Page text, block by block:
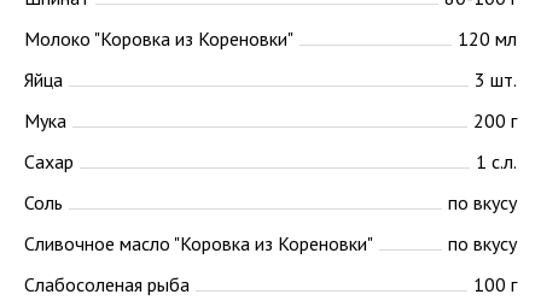
Молоко "Коровка из Кореновки"
120 мл
Яйца
3 шт.
Мука
200 г
Сахар
1 с.л.
Соль
по вкусу
Сливочное масло "Коровка из Кореновки"
по вкусу
Слабосоленая рыба
100 г